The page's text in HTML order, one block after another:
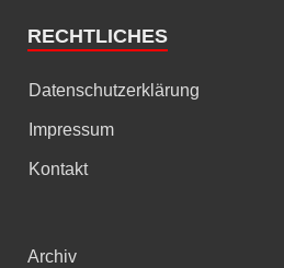
RECHTLICHES
Datenschutzerklärung
Impressum
Kontakt
Archiv